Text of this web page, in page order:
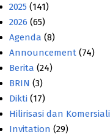
2025 (141)
2026 (65)
Agenda (8)
Announcement (74)
Berita (24)
BRIN (3)
Dikti (17)
Hilirisasi dan
Invitation (29)